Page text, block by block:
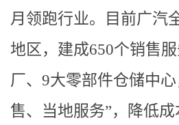
月领跑行业。目前广汽
地区，建成650个销售
厂、9大零部件仓储中
售、当地服务”，降低